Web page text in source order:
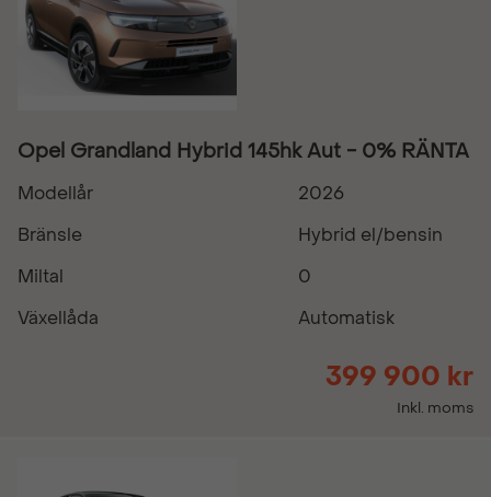
Opel Grandland Hybrid 145hk Aut - 0% RÄNTA
Modellår
2026
Bränsle
Hybrid el/bensin
Miltal
0
Växellåda
Automatisk
399 900 kr
Inkl. moms